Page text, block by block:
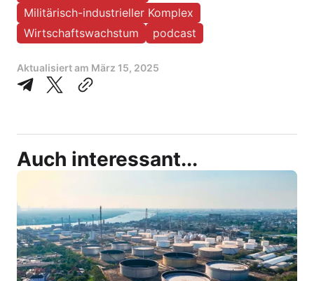
Militärisch-industrieller Komplex
Wirtschaftswachstum
podcast
Aktualisiert am März 15, 2025
Auch interessant...